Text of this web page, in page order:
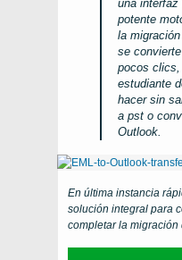
una
potente
la
se
pocos
estudiante
hacer sin
a pst o
Outlook.
En última instancia
solución integral para
completar la migración